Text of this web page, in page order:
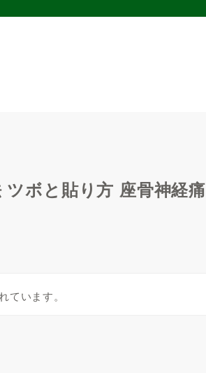
ボと貼り方 座骨神経痛
ています。